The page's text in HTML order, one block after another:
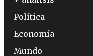
Política
Economía
Mundo